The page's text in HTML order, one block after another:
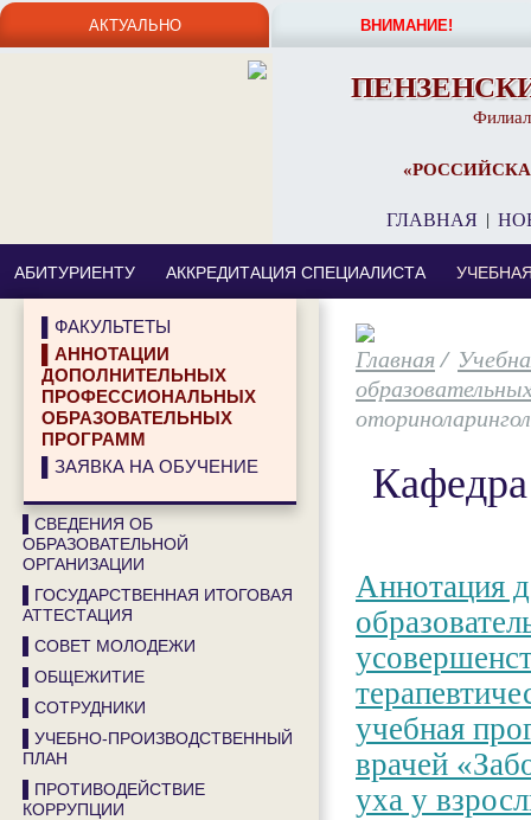
АКТУАЛЬНО ВНИМАНИЕ!
ГЛАВНАЯ |
АБИТУРИЕНТУ АККРЕДИТАЦИЯ СПЕЦИАЛИСТА
/
Аннотация
учебная
врачей
уха у
▌ФАКУЛЬТЕТЫ
▌АННОТАЦИИ
ДОПОЛНИТЕЛЬНЫХ
ПРОФЕССИОНАЛЬНЫХ
ОБРАЗОВАТЕЛЬНЫХ
ПРОГРАММ
▌ЗАЯВКА НА ОБУЧЕНИЕ
▌СВЕДЕНИЯ ОБ
ОБРАЗОВАТЕЛЬНОЙ
ОРГАНИЗАЦИИ
▌ГОСУДАРСТВЕННАЯ ИТОГОВАЯ
АТТЕСТАЦИЯ
▌СОВЕТ МОЛОДЕЖИ
▌ОБЩЕЖИТИЕ
▌СОТРУДНИКИ
▌УЧЕБНО-ПРОИЗВОДСТВЕННЫЙ
ПЛАН
▌ПРОТИВОДЕЙСТВИЕ
КОРРУПЦИИ